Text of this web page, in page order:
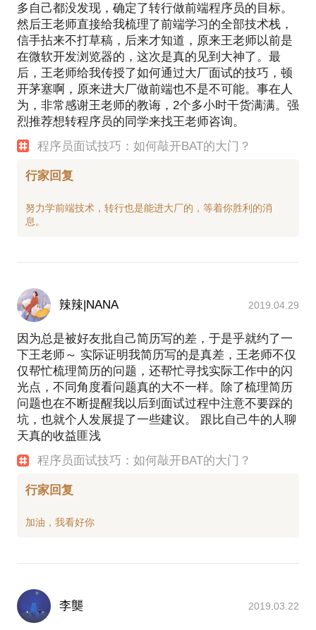
多自己都没发现，确定了转行做前端程序员的目标。
然后王老师直接给我梳理了前端学习的全部技术栈，
信手拈来不打草稿，后来才知道，原来王老师以前是
在微软开发浏览器的，这次是真的见到大神了。最
后，王老师给我传授了如何通过大厂面试的技巧，顿
开茅塞啊，原来进大厂做前端也不是不可能。事在人
为，非常感谢王老师的教诲，2个多小时干货满满。强
烈推荐想转程序员的同学来找王老师咨询。
程序员面试技巧：如何敲开BAT的大门？
行家回复
努力学前端技术，转行也是能进大厂的，等着你胜利的消
辣辣|NANA 2019.04.29
因为总是被好友批自己简历写的差，于是乎就约了一
下王老师～ 实际证明我简历写的是真差，王老师不仅
仅帮忙梳理简历的问题，还帮忙寻找实际工作中的闪
光点，不同角度看问题真的大不一样。除了梳理简历
问题也在不断提醒我以后到面试过程中注意不要踩的
坑，也就个人发展提了一些建议。 跟比自己牛的人聊
天真的收益匪浅
程序员面试技巧：如何敲开BAT的大门？
行家回复
李龑 2019.03.22